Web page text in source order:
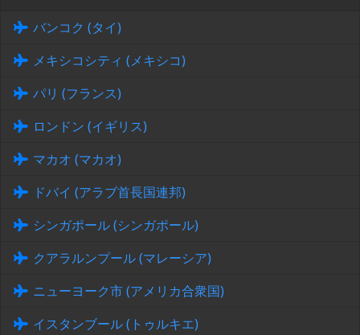
バンコク (タイ)
メキシコシティ (メキシコ)
パリ (フランス)
ロンドン (イギリス)
マカオ (マカオ)
ドバイ (アラブ首長国連邦)
シンガポール (シンガポール)
クアラルンプール (マレーシア)
ニューヨーク市 (アメリカ合衆国)
イスタンブール (トゥルキエ)